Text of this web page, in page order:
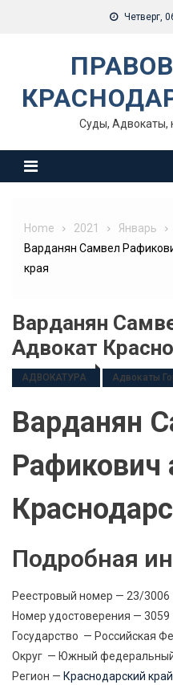
Четверг,
Суды, Адвокаты,
Home 2021 Январь
Варданян Самвел
края
Варданян
Адвокат
АДВОКАТУРА Адвокаты
Варданян
Рафикович
Подробная
Реестровый номер — 23/3006
Номер удостоверения — 3059
Государство — Российская
Округ — Южный федеральный
Регион — Краснодарский край